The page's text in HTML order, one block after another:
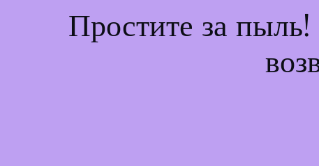
Простите за